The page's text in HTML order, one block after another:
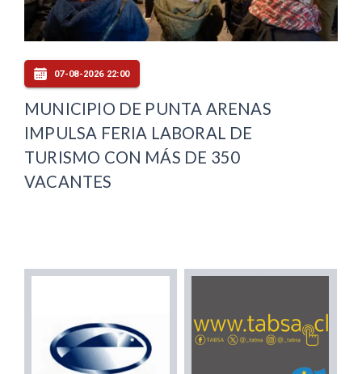
07-08-2026 22:00
MUNICIPIO DE PUNTA ARENAS
IMPULSA FERIA LABORAL DE
TURISMO CON MÁS DE 350
VACANTES